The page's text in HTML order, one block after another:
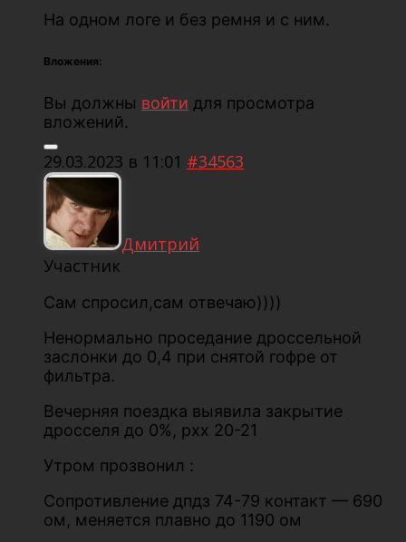
На одном логе и без ремня и с ним.
Вложения:
Вы должны войти для просмотра
вложений.
29.03.2023 в 11:01 #34563
Дмитрий
Участник
Сам спросил,сам отвечаю))))
Ненормально проседание дроссельной
заслонки до 0,4 при снятой гофре от
фильтра.
Вечерняя поездка выявила закрытие
дросселя до 0%, рхх 20-21
Утром прозвонил :
Сопротивление дпдз 74-79 контакт — 690
ом, меняется плавно до 1190 ом